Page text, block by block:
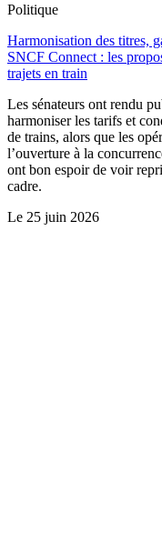
Politique
Harmonisation des titres,
SNCF Connect : les
trajets en train
Les sénateurs ont rendu
harmoniser les tarifs et
de trains, alors que les
l’ouverture à la
ont bon espoir de voir
cadre.
Le 25 juin 2026